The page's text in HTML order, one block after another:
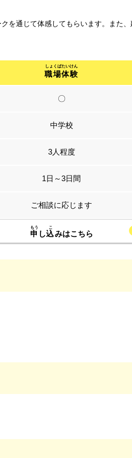
を通じて体感してもらいます。また
職場体験
〇
中学校
3人程度
1日～3日間
ご相談に応じます
申 し込みはこちら